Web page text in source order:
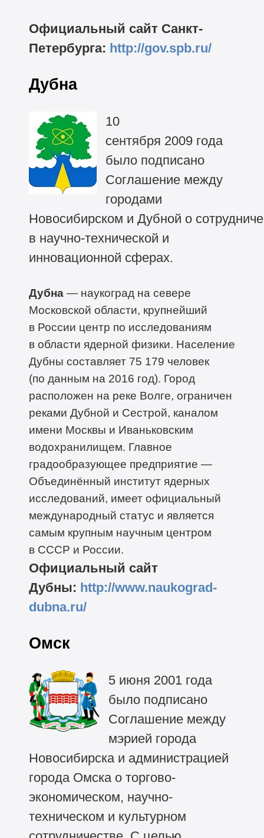
Официальный сайт Санкт-
Петербурга: http://gov.spb.ru/
Дубна
10
сентября 2009 года
было подписано
Соглашение между
городами
Новосибирском и Дубной о
в научно-технической и
инновационной сферах.
Дубна— наукоград на севере
Московской области, крупнейший
в России центр по исследованиям
в области ядерной физики. Население
Дубны составляет 75 179 человек
(по данным на 2016 год). Город
расположен на реке Волге, ограничен
реками Дубной и Сестрой, каналом
имени Москвы и Иваньковским
водохранилищем. Главное
градообразующее предприятие —
Объединённый институт ядерных
исследований, имеет официальный
международный статус и является
самым крупным научным центром
в СССР и России.
Официальный сайт
Дубны: http://www.naukograd-
dubna.ru/
Омск
5 июня 2001 года
было подписано
Соглашение между
мэрией города
Новосибирска и администрацией
города Омска о торгово-
экономическом, научно-
техническом и культурном